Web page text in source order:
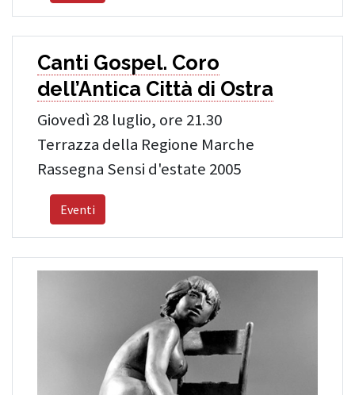
Canti Gospel. Coro
dell’Antica Città di Ostra
Giovedì 28 luglio, ore 21.30
Terrazza della Regione Marche
Rassegna Sensi d'estate 2005
Eventi